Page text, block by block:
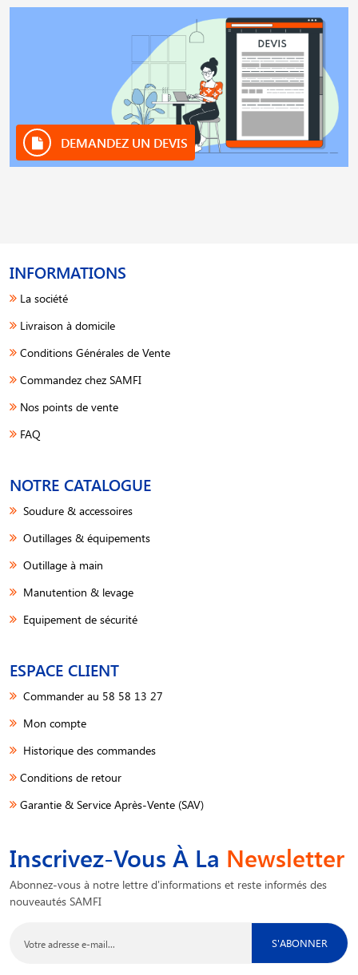
DEMANDEZ UN DEVIS
INFORMATIONS
La société
Livraison à domicile
Conditions Générales de Vente
Commandez chez SAMFI
Nos points de vente
FAQ
NOTRE CATALOGUE
Soudure & accessoires
Outillages & équipements
Outillage à main
Manutention & levage
Equipement de sécurité
ESPACE CLIENT
Commander au 58 58 13 27
Mon compte
Historique des commandes
Conditions de retour
Garantie & Service Après-Vente (SAV)
Inscrivez-Vous À La Newsletter
Abonnez-vous à notre lettre d'informations et reste informés des
nouveautés SAMFI
S'ABONNER